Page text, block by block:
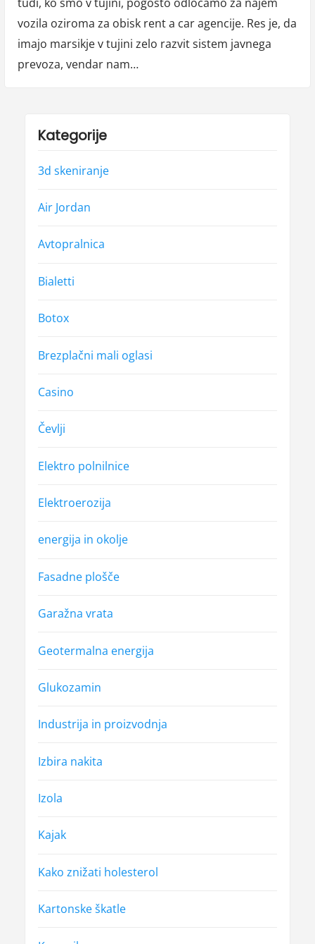
vozila oziroma za obisk rent a car agencije. Res je, da
imajo marsikje v tujini zelo razvit sistem javnega
prevoza, vendar nam…
Kategorije
3d skeniranje
Air Jordan
Avtopralnica
Bialetti
Botox
Brezplačni mali oglasi
Casino
Čevlji
Elektro polnilnice
Elektroerozija
energija in okolje
Fasadne plošče
Garažna vrata
Geotermalna energija
Glukozamin
Industrija in proizvodnja
Izbira nakita
Izola
Kajak
Kako znižati holesterol
Kartonske škatle